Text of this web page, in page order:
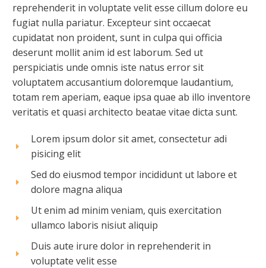
reprehenderit in voluptate velit esse cillum dolore eu
fugiat nulla pariatur. Excepteur sint occaecat
cupidatat non proident, sunt in culpa qui officia
deserunt mollit anim id est laborum. Sed ut
perspiciatis unde omnis iste natus error sit
voluptatem accusantium doloremque laudantium,
totam rem aperiam, eaque ipsa quae ab illo inventore
veritatis et quasi architecto beatae vitae dicta sunt.
Lorem ipsum dolor sit amet, consectetur adi
pisicing elit
Sed do eiusmod tempor incididunt ut labore et
dolore magna aliqua
Ut enim ad minim veniam, quis exercitation
ullamco laboris nisiut aliquip
Duis aute irure dolor in reprehenderit in
voluptate velit esse